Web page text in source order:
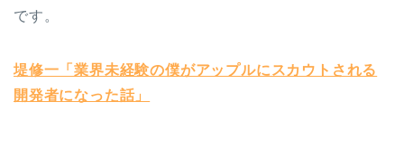
です。
堤修一「業界未経験の僕がアップルにスカウトされる
開発者になった話」